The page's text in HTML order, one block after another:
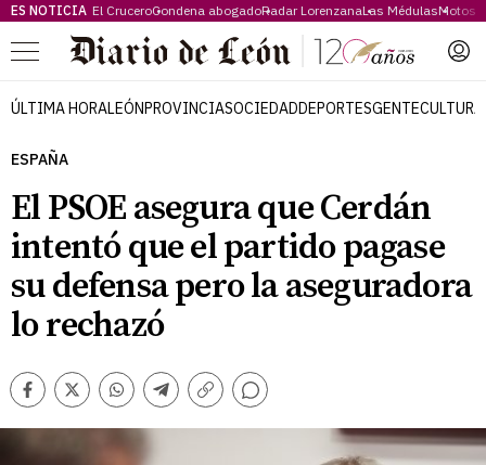
ES NOTICIA El CruceroCondena abogadoRadar LorenzanaLas MédulasMotos
Menú
ÚLTIMA HORALEÓNPROVINCIASOCIEDADDEPORTESGENTECULTURA
ESPAÑA
El PSOE asegura que Cerdán
intentó que el partido pagase
su defensa pero la aseguradora
lo rechazó
Facebook
TwitterWhatsappTelegram
Copiar
Comentarios